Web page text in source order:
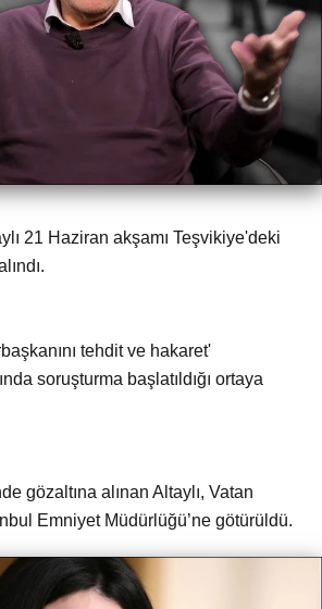
21 Haziran akşamı Teşvikiye'deki
tehdit ve hakaret'
soruşturma başlatıldığı ortaya
gözaltına alınan Altaylı, Vatan
Emniyet Müdürlüğü’ne götürüldü.